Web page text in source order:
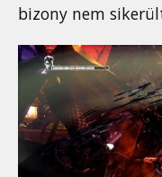
bizony nem